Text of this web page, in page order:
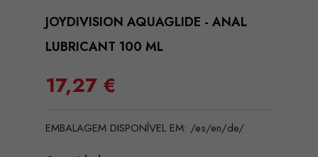
JOYDIVISION AQUAGLIDE - ANAL
LUBRICANT 100 ML
17,27 €
EMBALAGEM DISPONÍVEL EM: /es/en/de/